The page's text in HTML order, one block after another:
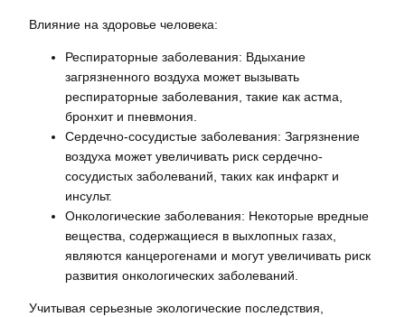
Влияние на здоровье человека:
Респираторные заболевания: Вдыхание
загрязненного воздуха может вызывать
респираторные заболевания, такие как астма,
бронхит и пневмония.
Сердечно-сосудистые заболевания: Загрязнение
воздуха может увеличивать риск сердечно-
сосудистых заболеваний, таких как инфаркт и
инсульт.
Онкологические заболевания: Некоторые вредные
вещества, содержащиеся в выхлопных газах,
являются канцерогенами и могут увеличивать риск
развития онкологических заболеваний.
Учитывая серьезные экологические последствия,